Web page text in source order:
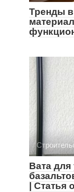
Тренды в
Вата
| Статья